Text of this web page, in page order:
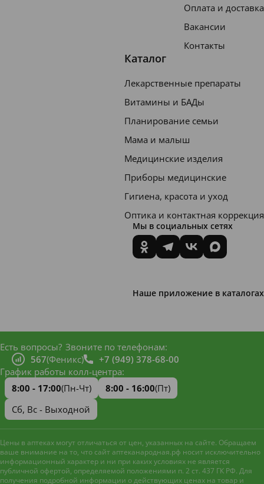
Оплата и доставка
Вакансии
Контакты
Каталог
Лекарственные препараты
Витамины и БАДы
Планирование семьи
Мама и малыш
Медицинские изделия
Приборы медицинские
Гигиена, красота и уход
Оптика и контактная коррекция
Мы в социальных сетях
Наше приложение в каталогах
Есть вопросы? Звоните по телефонам:
567(Феникс)
+7 (949) 378-68-00
График работы колл-центра:
8:00 - 17:00(Пн-Чт) 8:00 - 16:00(Пт)
Сб, Вс - Выходной
Цены в аптеках могут отличаться от цен, указанных на сайте. Обращаем
ваше внимание на то, что сайт аптеканародная.рф носит исключительно
информационный характер и ни при каких условиях не является
публичной офертой, определяемой положениями п. 2 ст. 437 ГК РФ. Для
получения подробной информации о действующих ценах на товар и